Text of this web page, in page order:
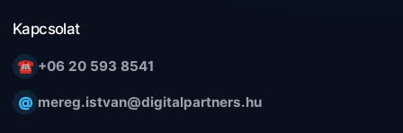
Kapcsolat
☎ +06 20 593 8541
@ mereg.istvan@digitalpartners.hu